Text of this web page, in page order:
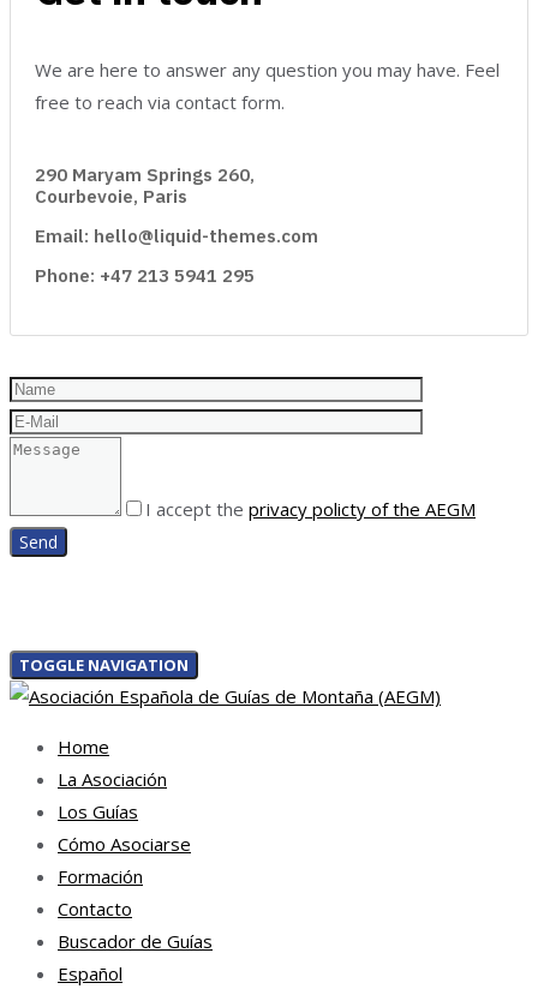
We are here to answer any question you may have. Feel
free to reach via contact form.
290 Maryam Springs 260,
Courbevoie, Paris
Email: hello@liquid-themes.com
Phone: +47 213 5941 295
I accept the privacy policty of the AEGM
TOGGLE NAVIGATION
Home
La Asociación
Los Guías
Cómo Asociarse
Formación
Contacto
Buscador de Guías
Español